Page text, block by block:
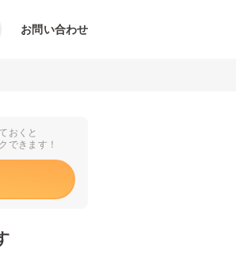
お問い合わせ
おくと
できます！